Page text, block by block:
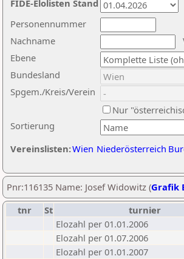
Nachname
Ebene
Sortierung
Personennummer
Bundesland
Spgem./Kreis/Verein
Nur
Vereinslisten:Wien Niederösterreich
FIDE-Elolisten Stand
Pnr:116135 Name: Josef Widowitz (Grafik
tnr
St turnier
Elozahl per 01.01.2006
Elozahl per 01.07.2006
Elozahl per 01.01.2007